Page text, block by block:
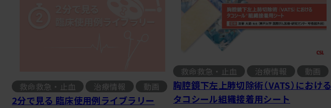
救命救急・止血 治療情報
, 動画
2分で見る 臨床使用例ライブラリー
救命救急・止血 治療情報
, 動画
胸腔鏡下左上肺切除術（VATS）における
タコシール組織接着用シート